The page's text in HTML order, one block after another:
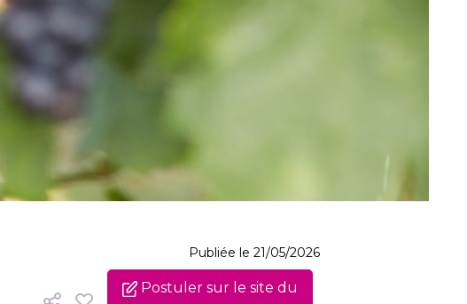
Publiée le 21/05/2026
Postuler sur le site du